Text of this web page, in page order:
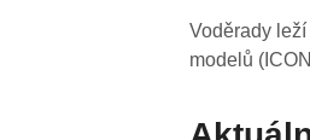
Voděrady
modelů